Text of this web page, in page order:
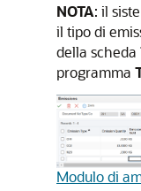
NOTA: il
il tipo di
della scheda
programma
Modulo di